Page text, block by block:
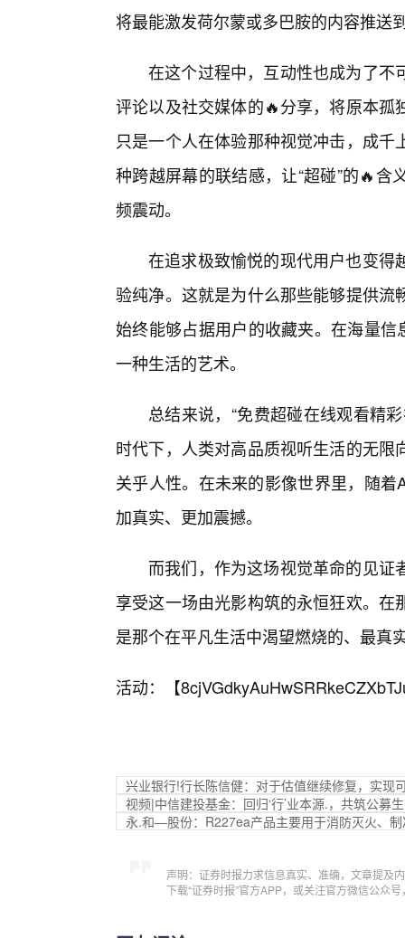
将最能激发荷尔蒙或多巴胺的内容推送
在这个过程中，互动性也成为了不
评论以及社交媒体的🔥分享，将原本
只是一个人在体验那种视觉冲击，成
种跨越屏幕的联结感，让“超碰”的🔥
频震动。
在追求极致愉悦的现代用户也变得
验纯净。这就是为什么那些能够提供
始终能够占据用户的收藏夹。在海量
一种生活的艺术。
总结来说，“免费超碰在线观看精
时代下，人类对高品质视听生活的无
关乎人性。在未来的影像世界里，随
加真实、更加震撼。
而我们，作为这场视觉革命的见
享受这一场由光影构筑的永恒狂欢。
是那个在平凡生活中渴望燃烧的、最真
活动：【
兴业银行!行长陈信健：对于估值继续修复，实现
视频|中信建投基金：回归‘行’业本源.，共筑公募
永.和—股份：R227ea产品主要用于消防灭火、
声明：证券时报力求信息真实、准确，文章提及
下载“证券时报”官方APP，或关注官方微信公众